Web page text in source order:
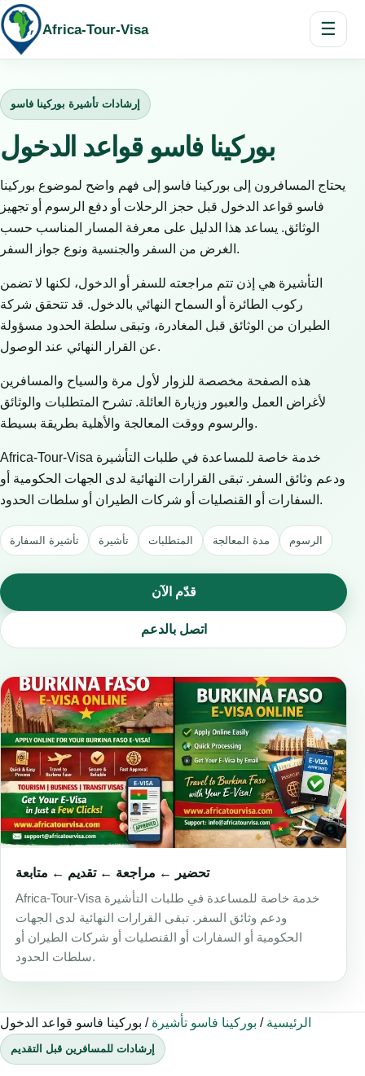
Africa-Tour-Visa ☰
إرشادات تأشيرة بوركينا فاسو
بوركينا فاسو قواعد الدخول
يحتاج المسافرون إلى بوركينا فاسو إلى فهم واضح لموضوع بوركينا
فاسو قواعد الدخول قبل حجز الرحلات أو دفع الرسوم أو تجهيز
الوثائق. يساعد هذا الدليل على معرفة المسار المناسب حسب
الغرض من السفر والجنسية ونوع جواز السفر.
التأشيرة هي إذن تتم مراجعته للسفر أو الدخول، لكنها لا تضمن
ركوب الطائرة أو السماح النهائي بالدخول. قد تتحقق شركة
الطيران من الوثائق قبل المغادرة، وتبقى سلطة الحدود مسؤولة
عن القرار النهائي عند الوصول.
هذه الصفحة مخصصة للزوار لأول مرة والسياح والمسافرين
لأغراض العمل والعبور وزيارة العائلة. تشرح المتطلبات والوثائق
والرسوم ووقت المعالجة والأهلية بطريقة بسيطة.
Africa-Tour-Visa خدمة خاصة للمساعدة في طلبات التأشيرة
ودعم وثائق السفر. تبقى القرارات النهائية لدى الجهات الحكومية أو
السفارات أو القنصليات أو شركات الطيران أو سلطات الحدود.
تأشيرة السفارة تأشيرة المتطلبات مدة المعالجة الرسوم
قدّم الآن
اتصل بالدعم
تحضير ← مراجعة ← تقديم ← متابعة
Africa-Tour-Visa خدمة خاصة للمساعدة في طلبات التأشيرة
ودعم وثائق السفر. تبقى القرارات النهائية لدى الجهات
الحكومية أو السفارات أو القنصليات أو شركات الطيران أو
سلطات الحدود.
الرئيسية / بوركينا فاسو تأشيرة / بوركينا فاسو قواعد الدخول
إرشادات للمسافرين قبل التقديم